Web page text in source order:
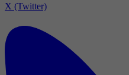
X (Twitter)